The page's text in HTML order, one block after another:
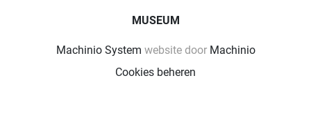
MUSEUM
Machinio System website door Machinio
Cookies beheren